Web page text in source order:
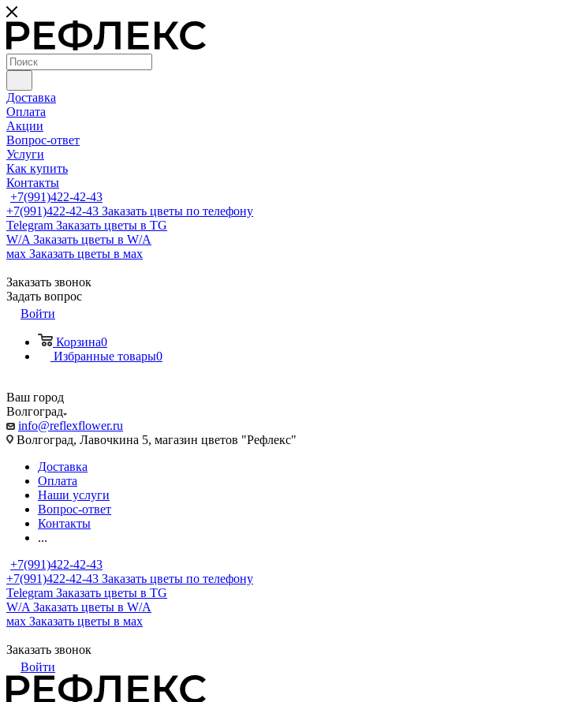
Доставка
Оплата
Акции
Вопрос-ответ
Услуги
Как купить
Контакты
+7(991)422-42-43
+7(991)422-42-43 Заказать цветы по телефону
Telegram Заказать цветы в TG
W/A Заказать цветы в W/A
мах Заказать цветы в мах
Заказать звонок
Задать вопрос
Войти
Корзина0
Избранные товары0
Ваш город
Волгоград
info@reflexflower.ru
Волгоград, Лавочкина 5, магазин цветов "Рефлекс"
Доставка
Оплата
Наши услуги
Вопрос-ответ
Контакты
...
+7(991)422-42-43
+7(991)422-42-43 Заказать цветы по телефону
Telegram Заказать цветы в TG
W/A Заказать цветы в W/A
мах Заказать цветы в мах
Заказать звонок
Войти